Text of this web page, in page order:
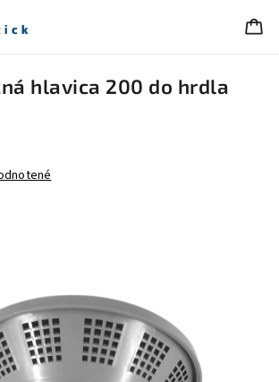
hlavica 200 do hrdla